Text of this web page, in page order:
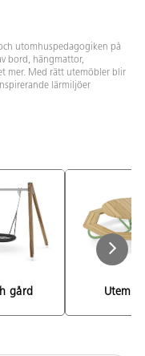
utomhuspedagogiken på
bord, hängmattor,
mer. Med rätt utemöbler blir
lärmiljöer
gård